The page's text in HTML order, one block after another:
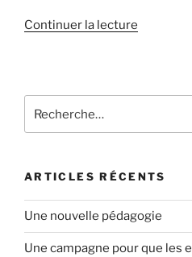
Continuer la lecture
pour
ARTICLES RÉCENTS
Une nouvelle pédagogie
Une campagne pour que les